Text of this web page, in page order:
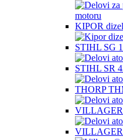
KIPOR
STIHL SG
STIHL SR
THORP